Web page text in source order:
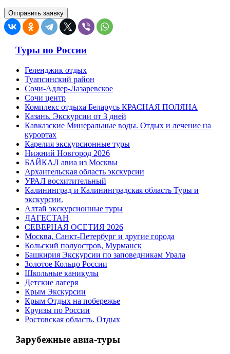
Туры по России
Геленджик отдых
Туапсинский район
Сочи-Адлер-Лазаревское
Сочи центр
Комплекс отдыха Беларусь КРАСНАЯ ПОЛЯНА
Казань. Экскурсии от 3 дней
Кавказские Минеральные воды. Отдых и лечение на
курортах
Карелия экскурсионные туры
Нижний Новгород 2026
БАЙКАЛ авиа из Москвы
Архангельская область экскурсии
УРАЛ восхитительный
Калининград и Калининградская область Туры и
экскурсии.
Алтай экскурсионные туры
ДАГЕСТАН
СЕВЕРНАЯ ОСЕТИЯ 2026
Москва, Санкт-Петербург и другие города
Кольский полуостров, Мурманск
Башкирия Экскурсии по заповедникам Урала
Золотое Кольцо России
Школьные каникулы
Детские лагеря
Крым Экскурсии
Крым Отдых на побережье
Круизы по России
Ростовская область. Отдых
Зарубежные авиа-туры